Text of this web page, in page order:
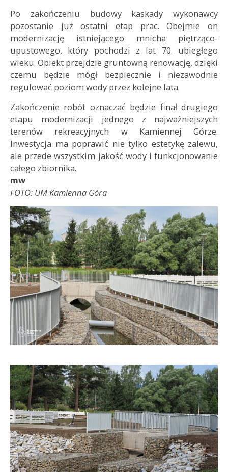
Po zakończeniu budowy kaskady wykonawcy
pozostanie już ostatni etap prac. Obejmie on
modernizację istniejącego mnicha piętrząco-
upustowego, który pochodzi z lat 70. ubiegłego
wieku. Obiekt przejdzie gruntowną renowację, dzięki
czemu będzie mógł bezpiecznie i niezawodnie
regulować poziom wody przez kolejne lata.
Zakończenie robót oznaczać będzie finał drugiego
etapu modernizacji jednego z najważniejszych
terenów rekreacyjnych w Kamiennej Górze.
Inwestycja ma poprawić nie tylko estetykę zalewu,
ale przede wszystkim jakość wody i funkcjonowanie
całego zbiornika.
mw
FOTO: UM Kamienna Góra